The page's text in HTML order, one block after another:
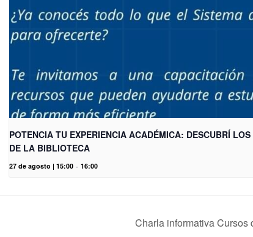
POTENCIA TU EXPERIENCIA ACADÉMICA: DESCUBRÍ LOS
DE LA BIBLIOTECA
27 de agosto | 15:00 - 16:00
Charla informativa Cursos